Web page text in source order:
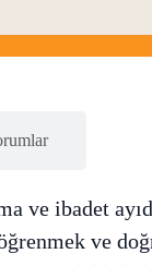
ve ibadet
ve